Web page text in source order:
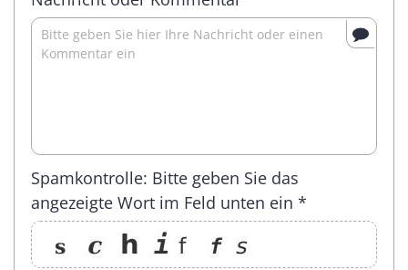
Spamkontrolle: Bitte geben Sie das
angezeigte Wort im Feld unten ein *